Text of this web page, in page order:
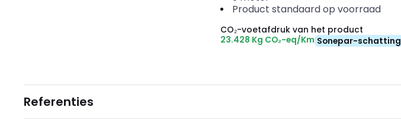
Product standaard op voorraad
CO₂-voetafdruk van het product
23.428 Kg CO₂-eq/Km Sonepar-schatting
Referenties